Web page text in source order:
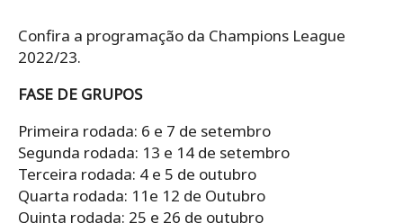
Confira a programação da Champions League
2022/23.
FASE DE GRUPOS
Primeira rodada: 6 e 7 de setembro
Segunda rodada: 13 e 14 de setembro
Terceira rodada: 4 e 5 de outubro
Quarta rodada: 11e 12 de Outubro
Quinta rodada: 25 e 26 de outubro